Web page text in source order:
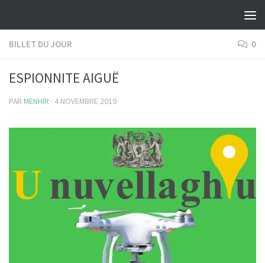
BILLET DU JOUR 0
ESPIONNITE AIGUË
PAR MENHIR · 4 NOVEMBRE 2019